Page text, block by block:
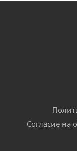
Согласие на